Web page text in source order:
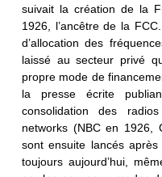
suivait la création de la
1926, l’ancêtre de la
d’allocation des
laissé au secteur privé
propre mode de
la presse écrite
consolidation des
networks (NBC en 1926,
sont ensuite lancés
toujours aujourd’hui,